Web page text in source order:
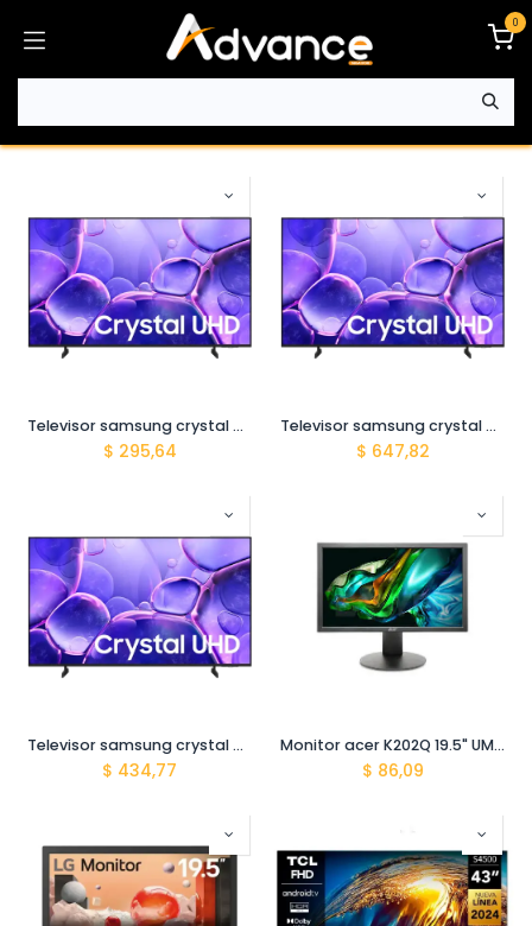
0
Televisor samsung crystal uhd smart tv 43 UN43U8000FPCZE
$ 295,64
Televisor samsung crystal uhd smart tv 65 UN65U8000FPCZE
$ 647,82
Televisor samsung crystal uhd smart tv 55 UN55U8000FPCZE
$ 434,77
Monitor acer K202Q 19.5" UM.IE0AA.004 Led
$ 86,09